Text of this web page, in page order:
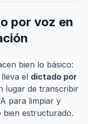
por voz en
bien lo básico:
lleva el dictado por
lugar de transcribir
para limpiar y
bien estructurado.